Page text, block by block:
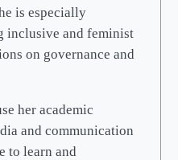
is especially
inclusive and feminist
on governance and
her academic
and communication
to learn and